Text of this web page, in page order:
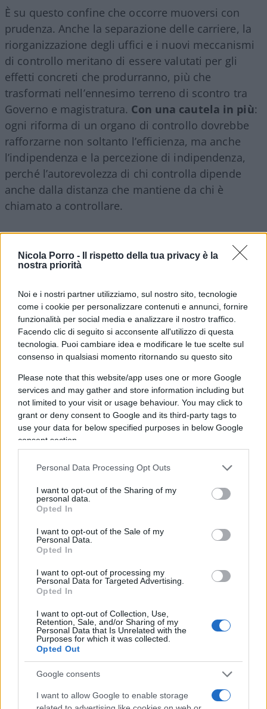
Nicola Porro -
Il rispetto della tua privacy è la
nostra priorità
Noi e i nostri partner utilizziamo, sul nostro sito, tecnologie
come i cookie per personalizzare contenuti e annunci, fornire
funzionalità per social media e analizzare il nostro traffico.
Facendo clic di seguito si acconsente all'utilizzo di questa
tecnologia. Puoi cambiare idea e modificare le tue scelte sul
consenso in qualsiasi momento ritornando su questo sito
Please note that this website/app uses one or more Google
services and may gather and store information including but
not limited to your visit or usage behaviour. You may click to
grant or deny consent to Google and its third-party tags to
use your data for below specified purposes in below Google
consent section.
Personal Data Processing Opt Outs
I want to opt-out of the Sharing of my
personal data.
Opted In
I want to opt-out of the Sale of my
Personal Data.
Opted In
I want to opt-out of processing my
Personal Data for Targeted Advertising.
Opted In
I want to opt-out of Collection, Use,
Retention, Sale, and/or Sharing of my
Personal Data that Is Unrelated with the
Purposes for which it was collected.
Opted Out
Google consents
I want to allow Google to enable storage
È su questo confine che occorre muoversi con
prudenza. Anche la separazione delle carriere, la
riorganizzazione degli uffici e i nuovi meccanismi
di controllo meritano di essere valutati per gli
effetti concreti che produrranno, più che
trasformati nell’ennesimo terreno di scontro tra
Governo e magistratura. Con una cautela in più:
ogni riforma di un organo di controllo dovrebbe
rafforzarne non soltanto l’efficienza, ma anche
l’indipendenza e la percezione di indipendenza,
perché l’autorevolezza di chi controlla dipende
anche dalla distanza che mantiene da chi è
chiamato a controllare.
riforma come una partita con due squadre:
Palazzo Chigi da una parte e la Corte dei conti
dall’altra. La questione riguarda qualcosa di assai
meno spettacolare, ma molto più importante:
come rendere lo Stato capace di decidere e,
contemporaneamente, capace di controllare se
stesso.
Forse è proprio questa l’occasione che resta
ancora da cogliere.Fare della Corte non un
ostacolo all’amministrazione, ma una
amministrazione: più veloce nei giudizi, più forte
nell’analisi dei dati, più chiara nel distinguere
l’errore dall’illecito e più comprensibile persino ai
cittadini.
Perché chi amministra in buona fede deve poter